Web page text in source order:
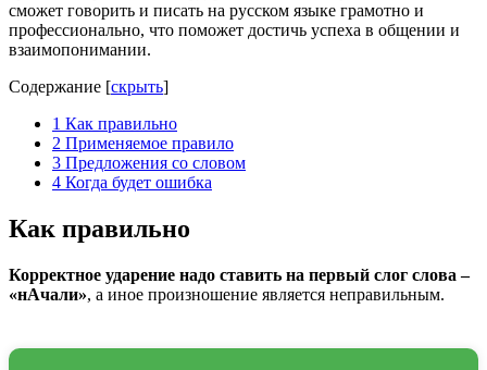
сможет говорить и писать на русском языке грамотно и
профессионально, что поможет достичь успеха в общении и
взаимопонимании.
Содержание [скрыть]
1 Как правильно
2 Применяемое правило
3 Предложения со словом
4 Когда будет ошибка
Как правильно
Корректное ударение надо ставить на первый слог слова –
«нАчали», а иное произношение является неправильным.